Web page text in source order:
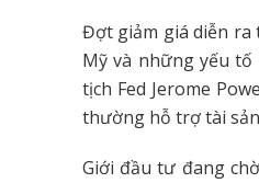
Đợt giảm giá diễn ra
Mỹ và những yếu tố
tịch Fed Jerome
thường hỗ trợ tài
Giới đầu tư đang